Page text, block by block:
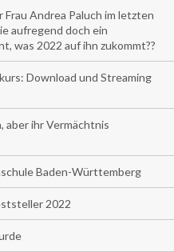
Andrea Paluch im letzten
aufregend doch ein
was 2022 auf ihn zukommt??
Download und Streaming
aber ihr Vermächtnis
Baden-Württemberg
2022